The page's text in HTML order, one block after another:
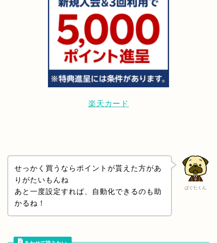
楽天カード
ぱぐたくん
せっかく買うならポイントが貰えた方があ
りがたいもんね
あと一度設定すれば、自動化できるのも助
かるね！